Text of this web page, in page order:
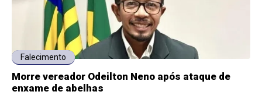
Falecimento
Morre vereador Odeilton Neno após ataque de
enxame de abelhas